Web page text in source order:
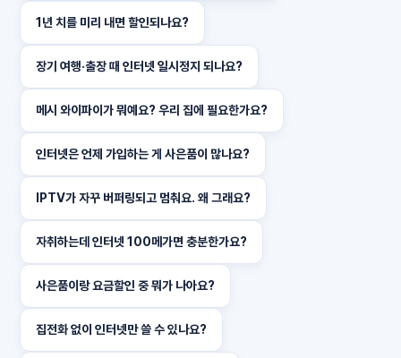
1년 치를 미리 내면 할인되나요?
장기 여행·출장 때 인터넷 일시정지 되나요?
메시 와이파이가 뭐예요? 우리 집에 필요한가요?
인터넷은 언제 가입하는 게 사은품이 많나요?
IPTV가 자꾸 버퍼링되고 멈춰요. 왜 그래요?
자취하는데 인터넷 100메가면 충분한가요?
사은품이랑 요금할인 중 뭐가 나아요?
집전화 없이 인터넷만 쓸 수 있나요?